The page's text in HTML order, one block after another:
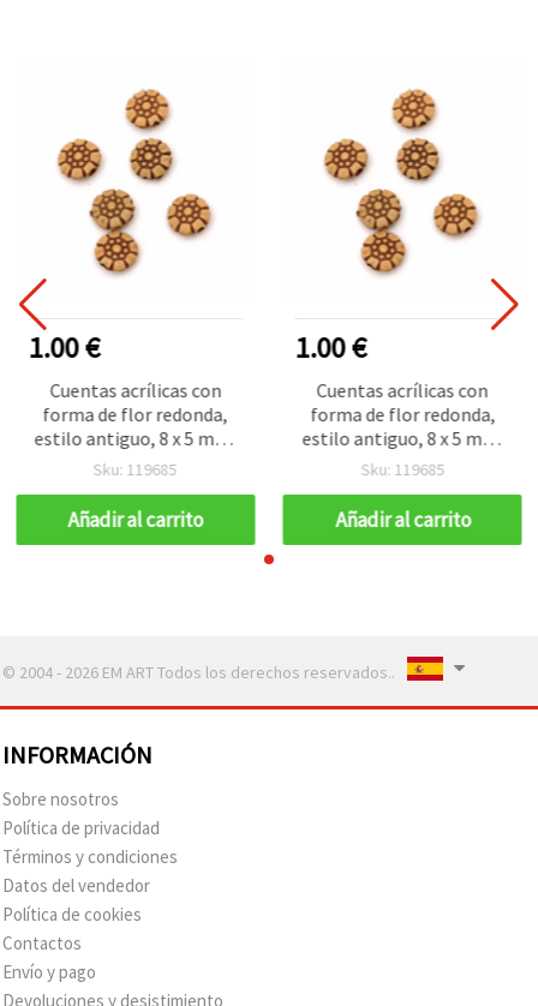
1.00 €
Cuentas acrílicas con
forma de flor redonda,
estilo antiguo, 8 x 5 mm,
agujero 1,5 mm, color
Sku: 119685
Añadir al carrito
1.00 €
Cuentas acrílicas con
forma de flor redonda,
estilo antiguo, 8 x 5 mm,
agujero 1,5 mm, color
Sku: 119685
Añadir al carrito
© 2004 - 2026 EM ART Todos los derechos reservados..
INFORMACIÓN
Sobre nosotros
Política de privacidad
Términos y condiciones
Datos del vendedor
Política de cookies
Contactos
Envío y pago
Devoluciones y desistimiento